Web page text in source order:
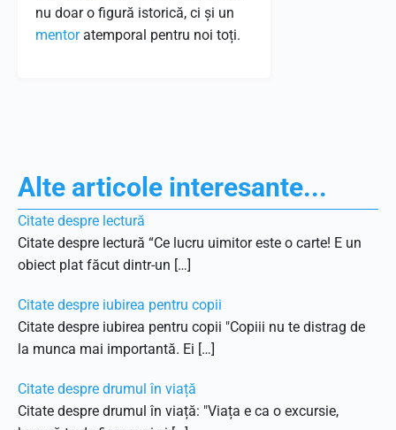
nu doar o figură istorică, ci și un
mentoratemporal pentru noi toți.
Alte articole interesante...
Citate despre lectură
Citate despre lectură “Ce lucru uimitor este o carte! E un
obiect plat făcut dintr-un […]
Citate despre iubirea pentru copii
Citate despre iubirea pentru copii "Copiii nu te distrag de
la munca mai importantă. Ei […]
Citate despre drumul în viață
Citate despre drumul în viață: "Viața e ca o excursie,